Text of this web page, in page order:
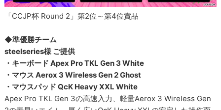
「CCJP杯 Round 2」第2位～第4位賞品
◆準優勝チーム
steelseries様 ご提供
・キーボード Apex Pro TKL Gen 3 White
・マウス Aerox 3 Wireless Gen 2 Ghost
・マウスパッド QcK Heavy XXL White
Apex Pro TKL Gen 3の高速入力、軽量Aerox 3 Wireless Gen